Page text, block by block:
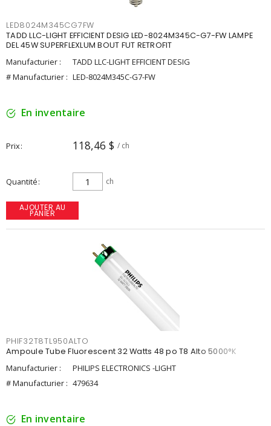
LED8024M345CG7FW
TADD LLC-LIGHT EFFICIENT DESIG LED-8024M345C-G7-FW LAMPE
DEL 45W SUPERFLEXLUM BOUT FUT RETROFIT
Manufacturier :
TADD LLC-LIGHT EFFICIENT DESIG
# Manufacturier : LED-8024M345C-G7-FW
En inventaire
Prix 118,46 $ / ch
Quantité ch
AJOUTER AU
PANIER
PHIF32T8TL950ALTO
Ampoule Tube Fluorescent 32 Watts 48 po T8 Alto 5000°K
Manufacturier :
PHILIPS ELECTRONICS -LIGHT
# Manufacturier : 479634
En inventaire